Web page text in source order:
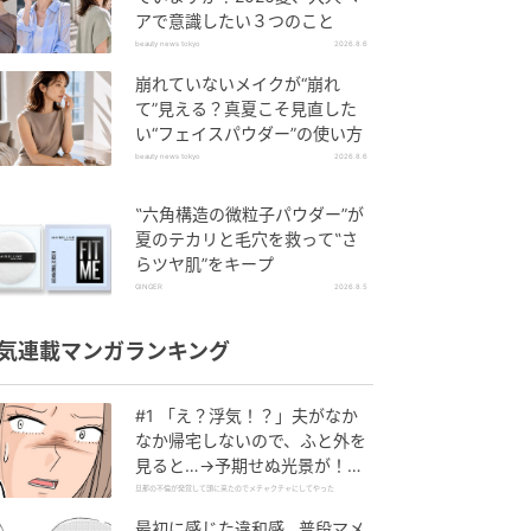
アで意識したい３つのこと
beauty news tokyo 2026.8.6
崩れていないメイクが“崩れ
て”見える？真夏こそ見直した
い“フェイスパウダー”の使い方
beauty news tokyo 2026.8.6
‟六角構造の微粒子パウダー”が
夏のテカリと毛穴を救って‟さ
らツヤ肌”をキープ
GINGER 2026.8.5
連載マンガランキング
#1 「え？浮気！？」夫がなか
なか帰宅しないので、ふと外を
見ると…→予期せぬ光景が！｜
旦那の不倫が発覚して頭に来た
旦那の不倫が発覚して頭に来たのでメチャクチャにしてやった